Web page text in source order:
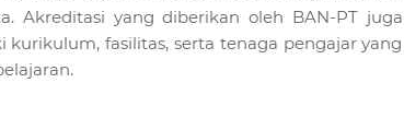
Akreditasi yang diberikan oleh BAN-PT juga
fasilitas, serta tenaga pengajar yang